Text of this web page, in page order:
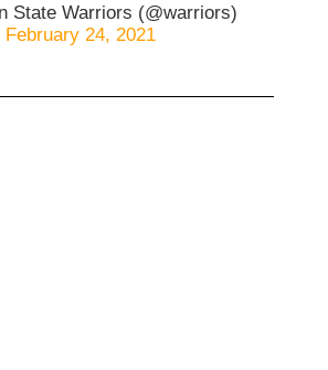
State Warriors (@warriors)
February 24, 2021